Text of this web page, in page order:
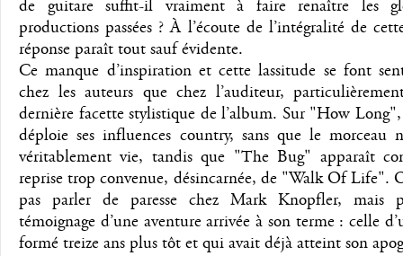
de guitare suffit-il vraiment à faire renaître les
productions passées ? À l’écoute de l’intégralité de
réponse paraît tout sauf évidente.
Ce manque d’inspiration et cette lassitude se font
chez les auteurs que chez l’auditeur,
dernière facette stylistique de l’album. Sur "How
déploie ses influences country, sans que le morceau
véritablement vie, tandis que "The Bug" apparaît
reprise trop convenue, désincarnée, de "Walk Of Life".
pas parler de paresse chez Mark Knopfler, mais
témoignage d’une aventure arrivée à son terme : celle
formé treize ans plus tôt et qui avait déjà atteint son